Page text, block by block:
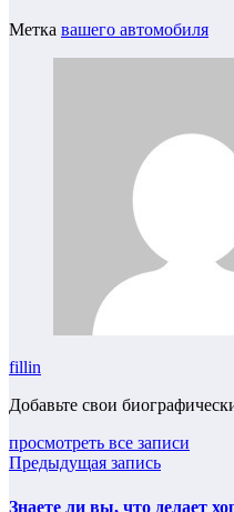
Метка вашего автомобиля
fillin
Добавьте свои
просмотреть все записи
Предыдущая запись
Знаете ли вы, что делает